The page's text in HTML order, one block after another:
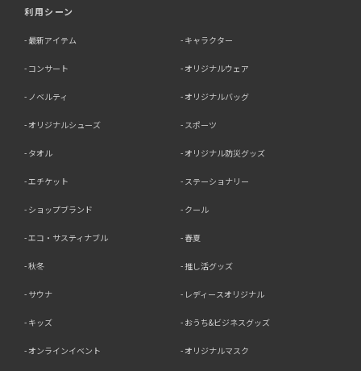
利用シーン
最新アイテム キャラクター
コンサート オリジナルウェア
ノベルティ オリジナルバッグ
オリジナルシューズ スポーツ
タオル オリジナル防災グッズ
エチケット ステーショナリー
ショップブランド クール
エコ・サスティナブル 春夏
秋冬 推し活グッズ
サウナ レディースオリジナル
キッズ おうち&ビジネスグッズ
オンラインイベント オリジナルマスク